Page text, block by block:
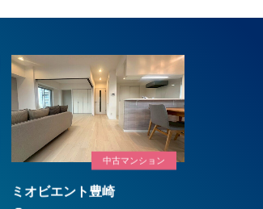
中古マンション
ミオビエント豊崎